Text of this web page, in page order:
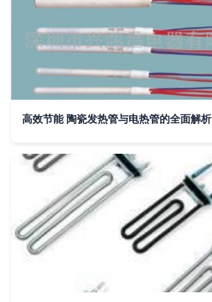
高效节能 陶瓷发热管与电热管的全面解析